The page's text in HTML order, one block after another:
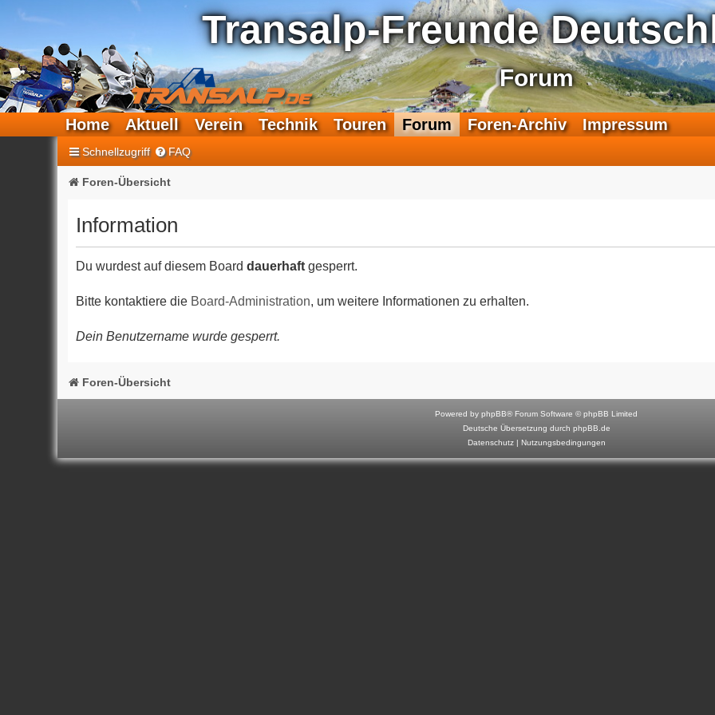
Transalp-Freunde
Forum
F
e
a
r
u
m
Home Aktuell Verein Technik Touren Forum Foren-Archiv Impressum
Schnellzugriff FAQ
Foren-Übersicht
Information
Du wurdest auf diesem Board dauerhaftgesperrt.
Bitte kontaktiere die Board-Administration, um weitere Informationen zu erhalten.
Dein Benutzername wurde gesperrt.
Foren-Übersicht
Powered by phpBB® Forum Software © phpBB Limited
Deutsche Übersetzung durch phpBB.de
Datenschutz| Nutzungsbedingungen